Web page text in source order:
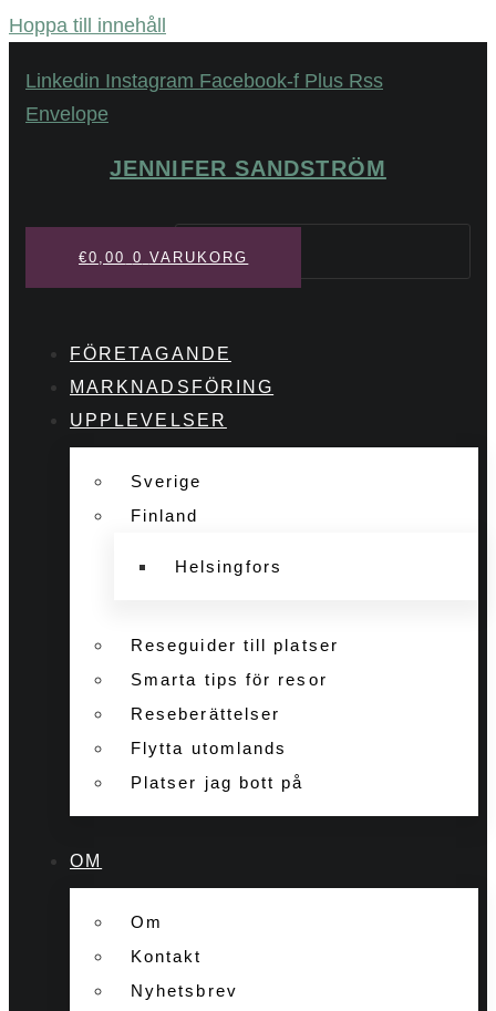
Hoppa till innehåll
Linkedin Instagram Facebook-f Plus Rss
Envelope
JENNIFER SANDSTRÖM
Sök
€0,00 0 VARUKORG
FÖRETAGANDE
MARKNADSFÖRING
UPPLEVELSER
Sverige
Finland
Helsingfors
Reseguider till platser
Smarta tips för resor
Reseberättelser
Flytta utomlands
Platser jag bott på
OM
Om
Kontakt
Nyhetsbrev